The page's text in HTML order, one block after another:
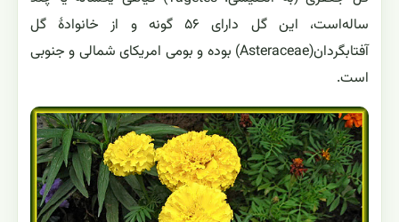
ساله‌است، این گل دارای ۵۶ گونه و از خانوادهٔ گل
آفتابگردان(Asteraceae) بوده و بومی امریکای شمالی و جنوبی
است.